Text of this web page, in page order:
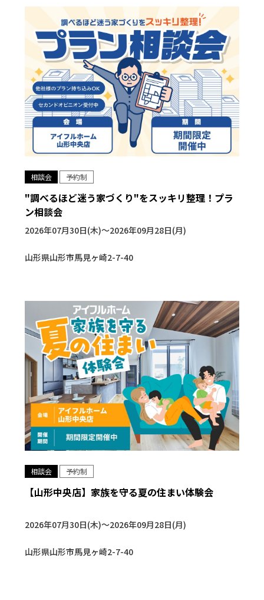
相談会 予約制
"調べるほど迷う家づくり"をスッキリ整理！プラ
ン相談会
2026年07月30日(木)〜2026年09月28日(月)
山形県山形市馬見ヶ崎2-7-40
相談会 予約制
【山形中央店】家族を守る夏の住まい体験会
2026年07月30日(木)〜2026年09月28日(月)
山形県山形市馬見ヶ崎2-7-40